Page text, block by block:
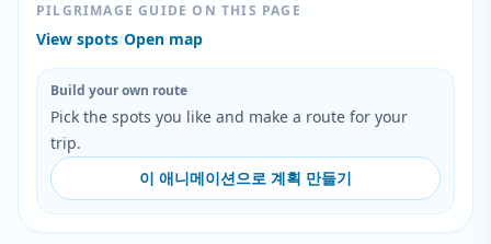
PILGRIMAGE GUIDE ON THIS PAGE
View spots/Open map
Build your own route
Pick the spots you like and make a route for your
trip.
이 애니메이션으로 계획 만들기